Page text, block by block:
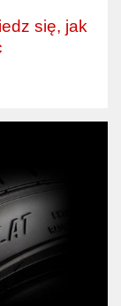
się, jak